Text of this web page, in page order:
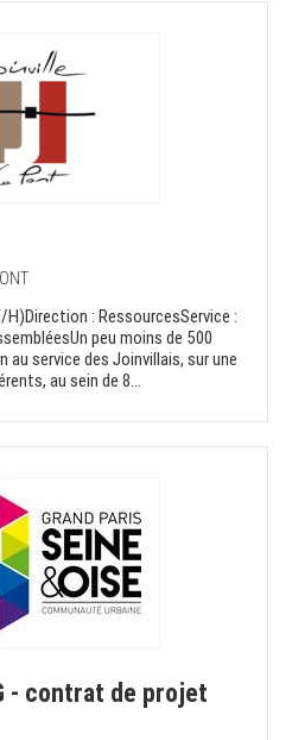
: RessourcesService :
peu moins de 500
service des Joinvillais, sur une
au sein de 8...
- contrat de projet